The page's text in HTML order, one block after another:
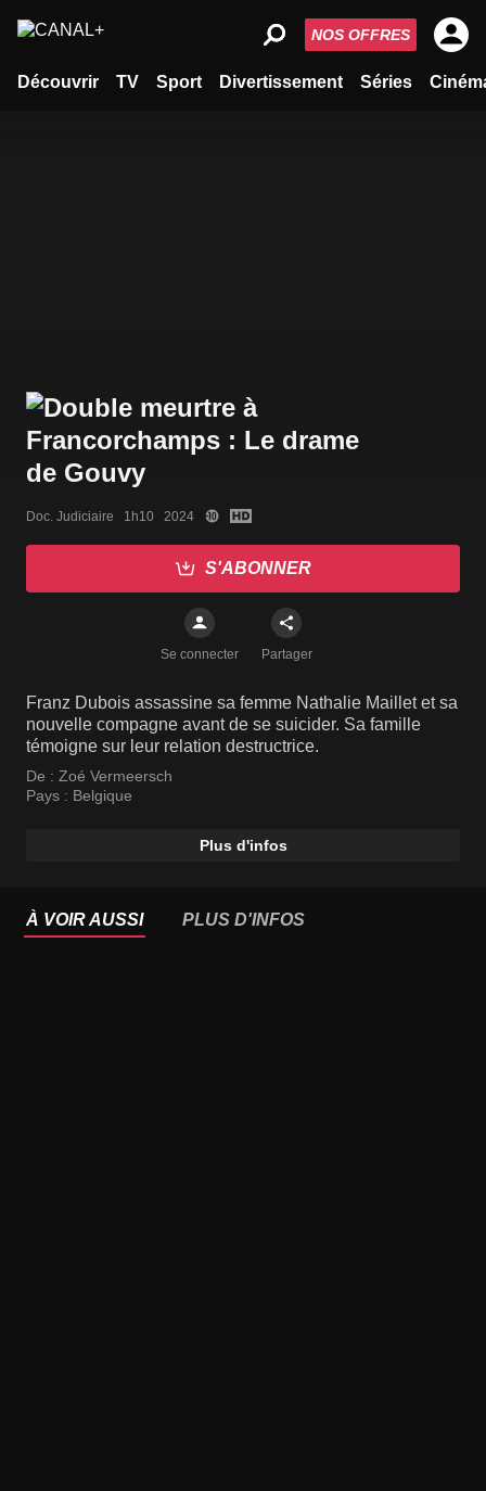
Découvrir TV Sport Divertissement Séries
NOS OFFRES
Doc. Judiciaire   1h10   2024
S'ABONNER
Se connecter Partager
Franz Dubois assassine sa femme Nathalie Maillet et sa
nouvelle compagne avant de se suicider. Sa famille
témoigne sur leur relation destructrice.
De : Zoé Vermeersch
Pays : Belgique
Plus d'infos
À VOIR AUSSI PLUS D'INFOS